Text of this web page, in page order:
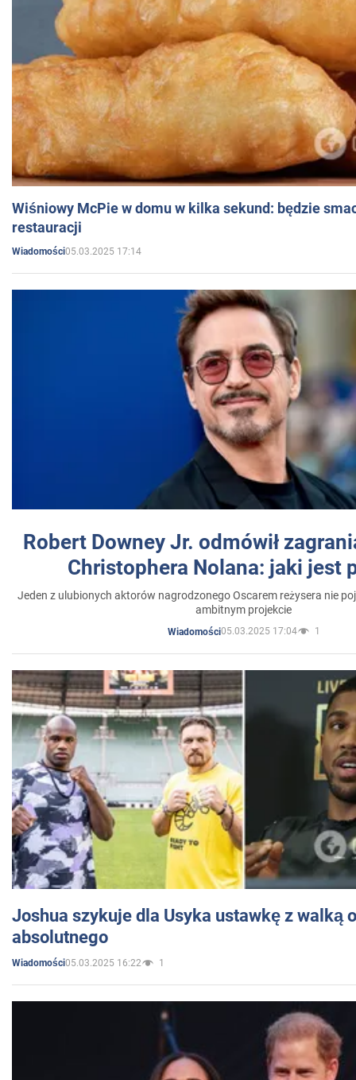
Wiśniowy McPie w domu w kilka sekund: będzie
restauracji
Wiadomości05.03.2025 17:14
Robert Downey Jr. odmówił
Christophera Nolana: jaki jest
Jeden z ulubionych aktorów nagrodzonego Oscarem reżysera nie
ambitnym projekcie
Wiadomości05.03.2025 17:04 1
Joshua szykuje dla Usyka ustawkę z walką
absolutnego
Wiadomości05.03.2025 16:22 1